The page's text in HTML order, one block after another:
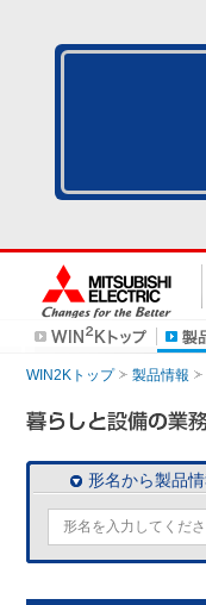
WIN2Kトップ 製品情報
形名から製品